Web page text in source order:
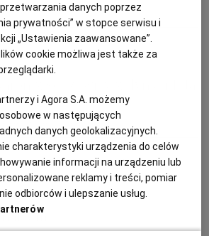
OLSZTYN
OPOLE
PŁOCK
POZNAŃ
RADOM
RYBNIK
DZIECKO
ZDROWIE
POGODA
PODRÓŻE
WIDEO
FORUM
Grzywacz, dietetyk
SER FETA
Grzywacz, dietetyk
z ciecierzycą i
danych poprzez
prywatności” w stopce serwisu i
„Ustawienia zaawansowane”.
cookie możliwa jest także za
i Agora S.A. możemy
w następujących
danych geolokalizacyjnych.
charakterystyki urządzenia do celów
informacji na urządzeniu lub
reklamy i treści, pomiar
odbiorców i ulepszanie usług.